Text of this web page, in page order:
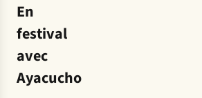
En
festival
avec
Ayacucho